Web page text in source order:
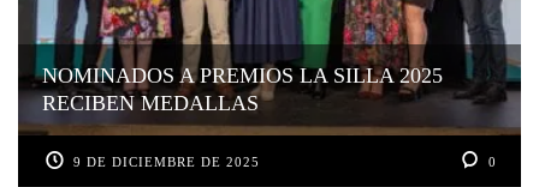
NOMINADOS A PREMIOS LA SILLA 2025
RECIBEN MEDALLAS
9 DE DICIEMBRE DE 2025 0